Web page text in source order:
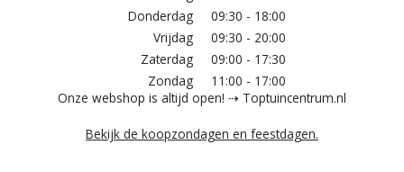
Donderdag
09:30 - 18:00
Vrijdag
09:30 - 20:00
Zaterdag
09:00 - 17:30
Zondag
11:00 - 17:00
Onze webshop is altijd open! ⇢ Toptuincentrum.nl
Bekijk de koopzondagen en feestdagen.